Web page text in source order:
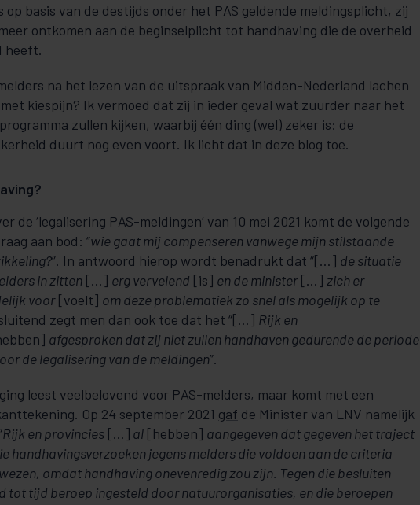
op basis van de destijds onder het PAS geldende meldingsplicht, zij
ontkomen aan de beginselplicht tot handhaving die de overheid
heeft.
na het lezen van de uitspraak van Midden-Nederland lachen
kies­­­­pijn? Ik vermoed dat zij in ieder geval wat zuurder naar het
zullen kijken, waarbij één ding (wel) zeker is: de
duurt nog even voort. Ik licht dat in deze blog toe.
de ‘legalisering PAS-meldingen’ van 10 mei 2021 komt de volgende
aan bod: “wie gaat mij compenseren vanwege mijn stilstaande
”. In antwoord hierop wordt bena­drukt dat “[…] de situatie
in zitten […] erg vervelend [is] en de minister[…] zich er
voor[voelt] om deze problematiek zo snel als mogelijk op te
zegt men dan ook toe dat het “[…] Rijk en
afgesproken dat zij niet zullen hand­haven gedurende de periode
de legalisering van de meldingen”.
leest veelbelovend voor PAS-melders, maar komt met een
Op 24 september 2021 gaf de Minister van LNV namelijk
Rijk en provincies […] al [heb­ben] aangegeven dat gegeven het traject
handhavingsverzoeken jegens melders die voldoen aan de criteria
omdat handhaving onevenredig zou zijn. Tegen die be­­­sluiten
tot tijd beroep ingesteld door natuurorganisaties, en die beroepen